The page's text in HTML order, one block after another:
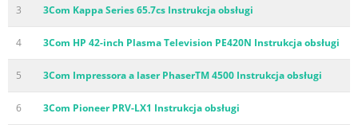
3 3Com Kappa Series 65.7cs Instrukcja obsługi
4 3Com HP 42-inch Plasma Television PE420N Instrukcja obsługi
5 3Com Impressora a laser PhaserTM 4500 Instrukcja obsługi
6 3Com Pioneer PRV-LX1 Instrukcja obsługi